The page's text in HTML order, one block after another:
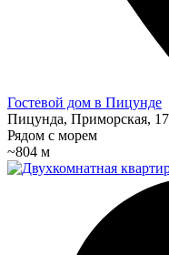
Гостевой дом в Пицунде
Пицунда, Приморская, 17
Рядом с морем
~804 м